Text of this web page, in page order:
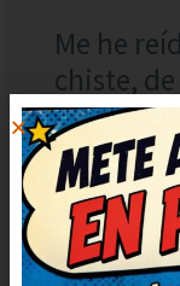
Me he
chiste,
risa así,
Deberían
chistes
contarlo
verás